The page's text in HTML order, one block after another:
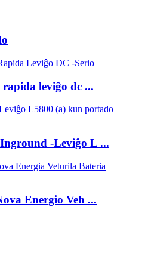
leviĝo dc ...
-Leviĝo L ...
Energio Veh ...